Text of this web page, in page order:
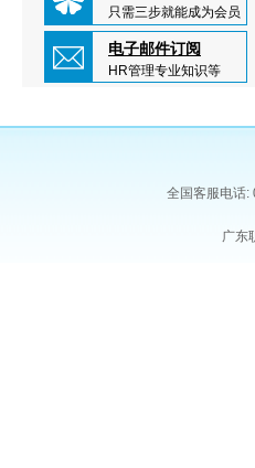
只需三步就能成为会员
电子邮件订阅
HR管理专业知识等
全国客服电话
广东